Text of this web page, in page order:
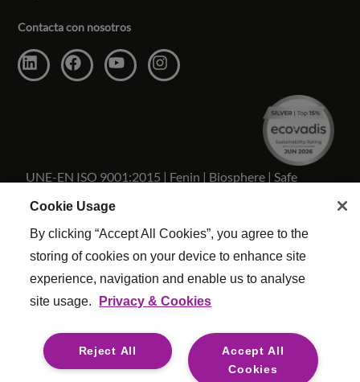
Contacta con nosotros
UNE-EN ISO 9001:2015 | Fenin | Biosphere | Safe
Travels
reservados.
Términos y condiciones| Configuracion De Cookies
Politica Calidad
Esclavitud moderna| Legal
For media opportunities please contact
Cookie Usage
By clicking “Accept All Cookies”, you agree to the
storing of cookies on your device to enhance site
experience, navigation and enable us to analyse
site usage.
Privacy & Cookies
Accept All
Cookies
Reject All